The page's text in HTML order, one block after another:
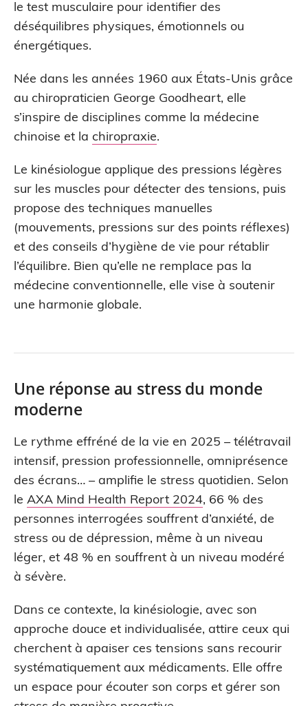
le test musculaire pour identifier des
déséquilibres physiques, émotionnels ou
énergétiques.
Née dans les années 1960 aux États-Unis grâce
au chiropraticien George Goodheart, elle
s’inspire de disciplines comme la médecine
chinoise et la chiropraxie.
Le kinésiologue applique des pressions légères
sur les muscles pour détecter des tensions, puis
propose des techniques manuelles
(mouvements, pressions sur des points réflexes)
et des conseils d’hygiène de vie pour rétablir
l’équilibre. Bien qu’elle ne remplace pas la
médecine conventionnelle, elle vise à soutenir
une harmonie globale.
Une réponse au stress du monde
moderne
Le rythme effréné de la vie en 2025 – télétravail
intensif, pression professionnelle, omniprésence
des écrans… – amplifie le stress quotidien. Selon
le AXA Mind Health Report 2024, 66 % des
personnes interrogées souffrent d’anxiété, de
stress ou de dépression, même à un niveau
léger, et 48 % en souffrent à un niveau modéré
à sévère.
Dans ce contexte, la kinésiologie, avec son
approche douce et individualisée, attire ceux qui
cherchent à apaiser ces tensions sans recourir
systématiquement aux médicaments. Elle offre
un espace pour écouter son corps et gérer son